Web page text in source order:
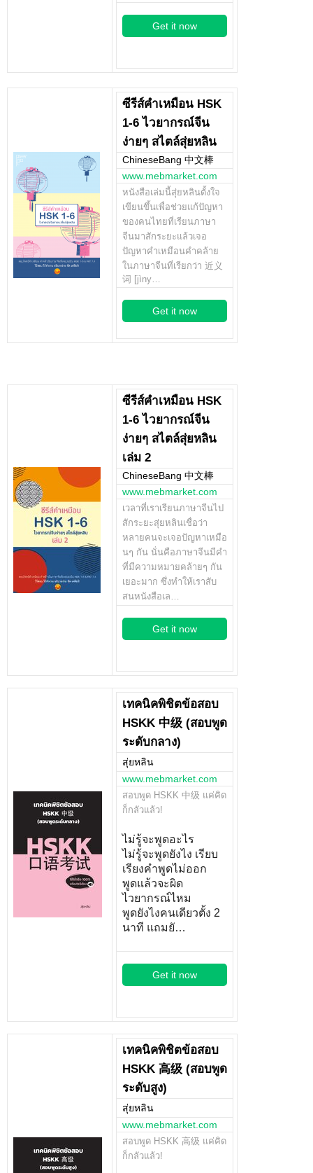
Get it now
ซีรีส์คำเหมือน HSK
1-6 ไวยากรณ์จีน
ง่ายๆ สไตล์สุ่ยหลิน
ChineseBang 中文棒
www.mebmarket.com
หนังสือเล่มนี้สุ่ยหลินตั้งใจ
เขียนขึ้นเพื่อช่วยแก้ปัญหา
ของคนไทยที่เรียนภาษา
จีนมาสักระยะแล้วเจอ
ปัญหาคำเหมือนคำคล้าย
ในภาษาจีนที่เรียกว่า 近义
词 [jìny…
Get it now
ซีรีส์คำเหมือน HSK
1-6 ไวยากรณ์จีน
ง่ายๆ สไตล์สุ่ยหลิน
เล่ม 2
ChineseBang 中文棒
www.mebmarket.com
เวลาที่เราเรียนภาษาจีนไป
สักระยะสุ่ยหลินเชื่อว่า
หลายคนจะเจอปัญหาเหมือ
นๆ กัน นั่นคือภาษาจีนมีคำ
ที่มีความหมายคล้ายๆ กัน
เยอะมาก ซึ่งทำให้เราสับ
สนหนังสือเล…
Get it now
เทคนิคพิชิตข้อสอบ
HSKK 中级 (สอบพูด
ระดับกลาง)
สุ่ยหลิน
www.mebmarket.com
สอบพูด HSKK 中级 แค่คิด
ก็กลัวแล้ว!
ไม่รู้จะพูดอะไร
ไม่รู้จะพูดยังไง เรียบ
เรียงคำพูดไม่ออก
พูดแล้วจะผิด
ไวยากรณ์ไหม
พูดยังไงคนเดียวตั้ง 2
นาที แถมยั…
Get it now
เทคนิคพิชิตข้อสอบ
HSKK 高级 (สอบพูด
ระดับสูง)
สุ่ยหลิน
www.mebmarket.com
สอบพูด HSKK 高级 แค่คิด
ก็กลัวแล้ว!